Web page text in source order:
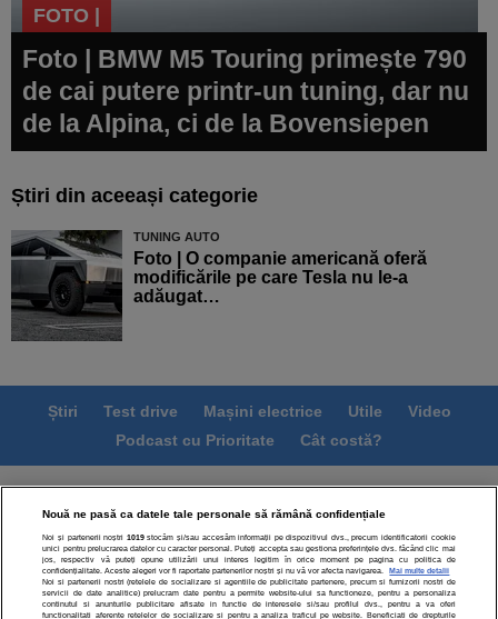
FOTO |
Foto | BMW M5 Touring primește 790
de cai putere printr-un tuning, dar nu
de la Alpina, ci de la Bovensiepen
Știri din aceeași categorie
TUNING AUTO
Foto | O companie americană oferă
modificările pe care Tesla nu le-a
adăugat…
Știri Test drive Mașini electrice Utile
Video
Podcast cu Prioritate
Cât costă?
Termeni si conditii
Politica de confidentialitate
Politica de cookies
Echipa editorială
Contact
Modifică Setările
Nouă ne pasă ca datele tale personale să rămână confidențiale
Noi și partenerii noștri 1019stocăm și/sau accesăm informații pe dispozitivul dvs., precum identificatorii cookie
unici pentru prelucrarea datelor cu caracter personal. Puteți accepta sau gestiona preferințele dvs. făcând clic mai
jos, respectiv vă puteți opune utilizării unui interes legitim în orice moment pe pagina cu politica de
confidențialitate. Aceste alegeri vor fi raportate partenerilor noștri și nu vă vor afecta navigarea.
Mai multe detalii
Noi si partenerii nostri (retelele de socializare si agentiile de publicitate partenere, precum si furnizorii nostri de
servicii de date analitice) prelucram date pentru a permite website-ului sa functioneze, pentru a personaliza
continutul si anunturile publicitare afisate in functie de interesele si/sau profilul dvs., pentru a va oferi
functionalitati aferente retelelor de socializare si pentru a analiza traficul pe website. Beneficiati de drepturile